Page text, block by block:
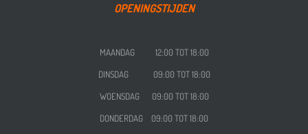
OPENINGSTIJDEN
MAANDAG 12:00 TOT 18:00
DINSDAG 09:00 TOT 18:00
WOENSDAG 09:00 TOT 18:00
DONDERDAG 09:00 TOT 18:00